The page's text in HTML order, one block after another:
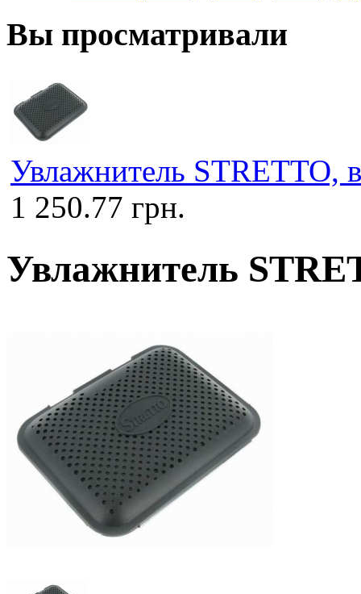
Вы просматривали
Увлажнитель STRETTO,
1 250.77 грн.
Увлажнитель